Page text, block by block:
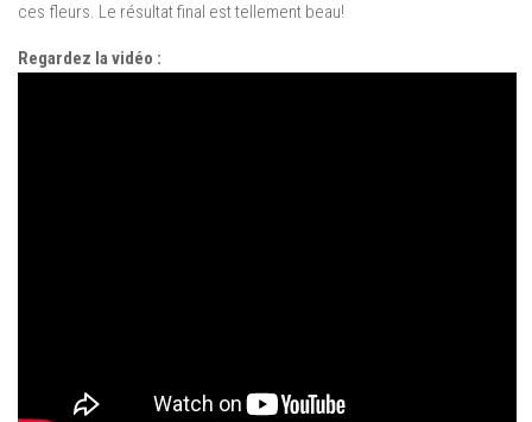
ces fleurs. Le résultat final est tellement beau!
Regardez la vidéo :